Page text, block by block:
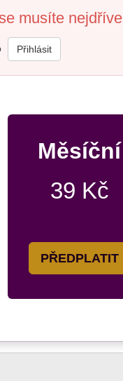
musíte nejdříve
Přihlásit
Měsíční
39 Kč
PŘEDPLATIT